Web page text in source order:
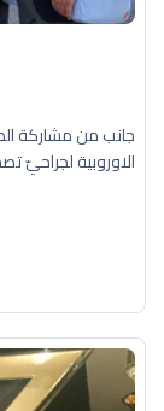
جانب من مشاركة
الاوروبية لجراحيّ